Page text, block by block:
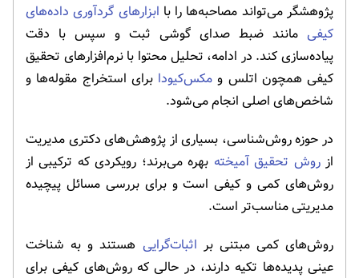
پژوهشگر می‌تواند مصاحبه‌ها را با ابزارهای گردآوری داده‌های
کیفی مانند ضبط صدای گوشی ثبت و سپس با دقت
پیاده‌سازی کند. در ادامه، تحلیل محتوا با نرم‌افزارهای تحقیق
کیفی همچون اتلس و مکس‌کیودا برای استخراج مقوله‌ها و
شاخص‌های اصلی انجام می‌شود.
در حوزه روش‌شناسی، بسیاری از پژوهش‌های دکتری مدیریت
ازروش تحقیق آمیخته بهره می‌برند؛ رویکردی که ترکیبی از
روش‌های کمی و کیفی است و برای بررسی مسائل پیچیده
مدیریتی مناسب‌تر است.
روش‌های کمی مبتنی بر اثبات‌گرایی هستند و به شناخت
عینی پدیده‌ها تکیه دارند، در حالی که روش‌های کیفی برای